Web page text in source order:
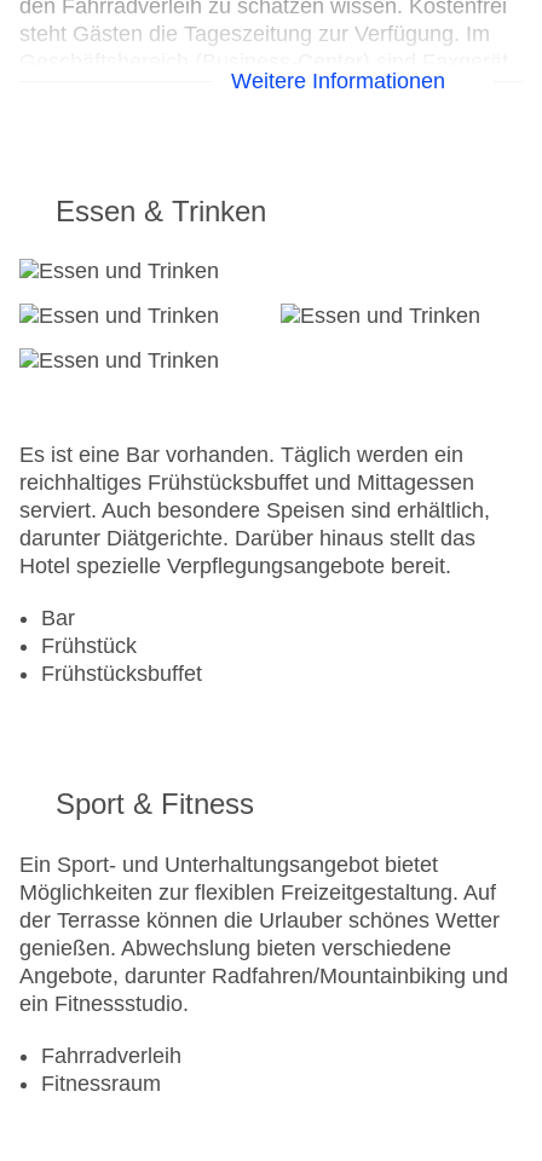
den Fahrradverleih zu schätzen wissen. Kostenfrei
steht Gästen die Tageszeitung zur Verfügung. Im
und Projektor vorhanden.
Check-in von: 15:00:00
Check-out bis: 11:00:00
Garage
Garten: ohne Gebühr
Hotelsafe
Anzahl der Aufzüge: 1
Haustiere: gegen Gebühr
Gesamtanzahl der Stockwerke: 3
Gesamtanzahl der Zimmer: 51
Zahlungsarten: Diners Club, EC Maestro,
Landeskategorie: 3 Sterne
Weitere Informationen
Essen & Trinken
Es ist eine Bar vorhanden. Täglich werden ein
reichhaltiges Frühstücksbuffet und Mittagessen
serviert. Auch besondere Speisen sind erhältlich,
darunter Diätgerichte. Darüber hinaus stellt das
Hotel spezielle Verpflegungsangebote bereit.
Bar
Frühstück
Frühstücksbuffet
Sport & Fitness
Ein Sport- und Unterhaltungsangebot bietet
Möglichkeiten zur flexiblen Freizeitgestaltung. Auf
der Terrasse können die Urlauber schönes Wetter
genießen. Abwechslung bieten verschiedene
Angebote, darunter Radfahren/Mountainbiking und
ein Fitnessstudio.
Fahrradverleih
Fitnessraum